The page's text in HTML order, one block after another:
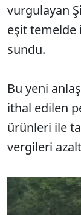
vurgulayan
eşit temelde
sundu.
Bu yeni
ithal edilen
ürünleri ile
vergileri